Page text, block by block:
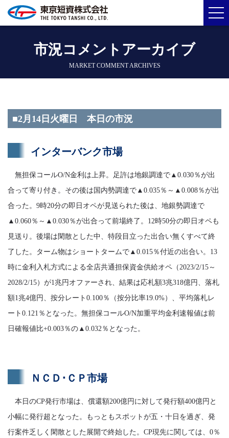
市況コメントアーカイブ
MARKET COMMENT ARCHIVES
■2月14日火曜日 本日の市況
インターバンク市場
無担保コールO/N金利は上昇。足許は地銀調達で▲0.030％が出
合って寄り付き。その後は国内勢調達で▲0.035％～▲0.008％が出
合った。9時20分の即日オペが見送られた後は、地銀勢調達で
▲0.060％～▲0.030％が出合って前場終了。12時50分の即日オペも
見送り。後場は閑散とした中、特段目立った出合い無くすべて終
了した。ターム物はショートタームで▲0.015％付近の出合い。13
時に金利入札方式による全店共通担保資金供給オペ（2023/2/15～
2028/2/15）が1兆円オファーされ、結果は応札額3兆318億円、落札
額1兆4億円、按分レート0.100％（按分比率19.0%）、平均落札レ
ート0.121％となった。無担保コールO/N加重平均金利速報値は前
日確報値比+0.003％の▲0.032％となった。
ＮＣＤ･ＣＰ市場
本日のCP発行市場は、償還額200億円に対して発行額400億円と
小幅に発行超となった。もっともスポットが五・十日を過ぎ、発
行案件乏しく閑散とした展開で終始した。CP現先に関しては、0％